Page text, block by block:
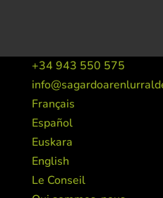
+34 943 550 575
Français
Español
Euskara
English
Le Conseil